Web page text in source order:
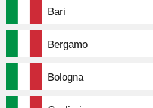
Bari
Bergamo
Bologna